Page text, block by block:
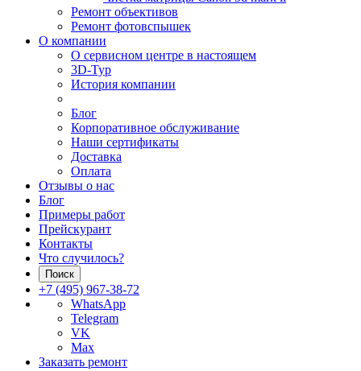
Ремонт объективов
Ремонт фотовспышек
О компании
О сервисном центре в настоящем
3D-Тур
История компании
Блог
Корпоративное обслуживание
Наши сертификаты
Доставка
Оплата
Отзывы о нас
Блог
Примеры работ
Прейскурант
Контакты
Что случилось?
Поиск
+7 (495) 967-38-72
WhatsApp
Telegram
VK
Max
Заказать ремонт